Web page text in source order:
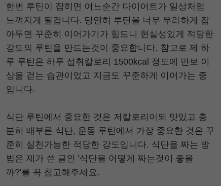
한번 루틴이 잡히면 어느순간 다이어트가 일상처럼
느껴지게 될겁니다. 당연히 루틴을 너무 무리하게 잡
아두면 꾸준히 이어가기가 힘드니 현실성있게 적당한
강도의 루틴을 만드는것이 중요합니다. 참고로 제 하
루 루틴은 하루 섭취칼로리 1500kcal 정도에 만보 이
상을 걷는 습관이었고 지금도 꾸준하게 이어가는 중
입니다.
식단 루틴에서 중요한 것은 저칼로리이되 맛있고 충
분히 배부른 식단, 운동 루틴에서 가장 중요한 것은 꾸
준히 실천가능한 적당한 강도입니다. 식단을 짜는 방
법은 제가 쓴 글인 '식단을 어떻게 짜는것이 좋을
까?'를 꼭 참고해주세요.